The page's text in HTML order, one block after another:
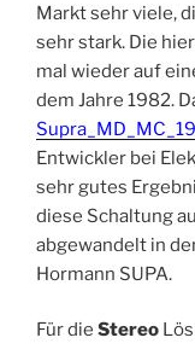
Markt sehr viele,
sehr stark. Die
mal wieder auf
dem Jahre 1982.
Entwickler bei
sehr gutes
diese Schaltung
abgewandelt in
Hormann SUPA.
Für die Stereo